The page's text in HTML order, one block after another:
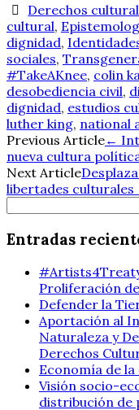
Derechos
cultural,
dignidad,
sociales,
#TakeAKnee, colin
desobediencia civil,
dignidad, estudios
luther king, national
Navegación
de
entradas
Previous Article←
nueva cultura
Next Article
libertades culturales
Entradas
Proliferación
Defender la
Aportación al
Naturaleza y
Derechos
Economía de
Visión socio-
distribución de